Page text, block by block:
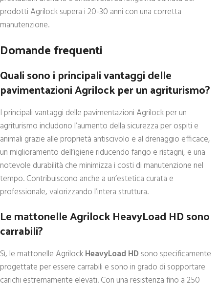
prodotti Agrilock supera i 20-30 anni con una corretta
manutenzione.
Domande frequenti
Quali sono i principali vantaggi delle
pavimentazioni Agrilock per un agriturismo?
I principali vantaggi delle pavimentazioni Agrilock per un
agriturismo includono l’aumento della sicurezza per ospiti e
animali grazie alle proprietà antiscivolo e al drenaggio efficace,
un miglioramento dell’igiene riducendo fango e ristagni, e una
notevole durabilità che minimizza i costi di manutenzione nel
tempo. Contribuiscono anche a un’estetica curata e
professionale, valorizzando l’intera struttura.
Le mattonelle Agrilock HeavyLoad HD sono
carrabili?
Sì, le mattonelle AgrilockHeavyLoad HD sono specificamente
progettate per essere carrabili e sono in grado di sopportare
carichi estremamente elevati. Con una resistenza fino a 250